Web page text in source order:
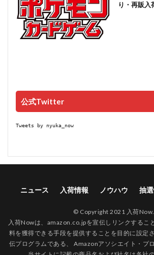
り・再販入
公式Twitter
Tweets by nyuka_now
ニュース 入荷情報 ノウハウ 抽
© Copyright 2021 入荷Now.
入荷Nowは、amazon.co.jpを宣伝しリンクするこ
料を獲得できる手段を提供することを目的に設定
伝プログラムである、 Amazonアソシエイト・プ